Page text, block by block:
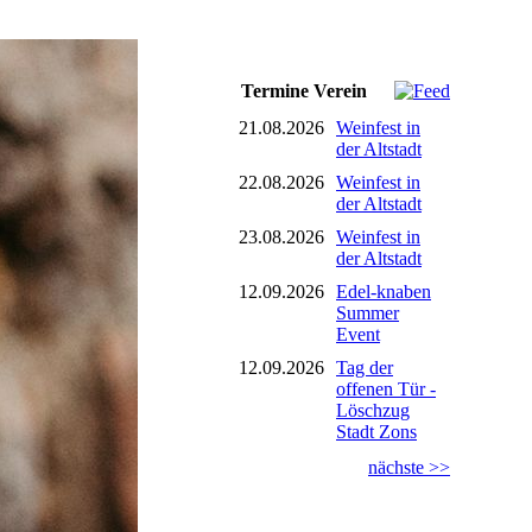
Termine Verein
21.08.2026 Weinfest in
der Altstadt
22.08.2026 Weinfest in
der Altstadt
23.08.2026 Weinfest in
der Altstadt
12.09.2026 Edel-knaben
Summer
Event
12.09.2026 Tag der
offenen Tür -
Löschzug
Stadt Zons
nächste >>